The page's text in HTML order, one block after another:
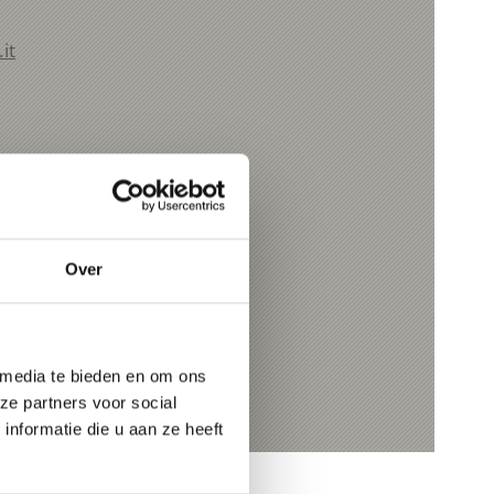
Over
te bieden en om ons
partners voor social
die u aan ze heeft